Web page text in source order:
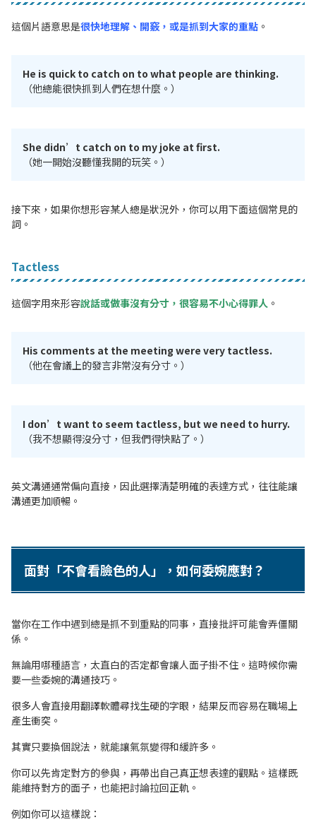
這個片語意思是很快地理解、開竅，或是抓到大家的重點 。
He is quick to catch on to what people are thinking.
（他總能很快抓到人們在想什麼。）
She didn’t catch on to my joke at first.
（她一開始沒聽懂我開的玩笑。）
接下來，如果你想形容某人總是狀況外，你可以用下面這個常見的
詞。
Tactless
這個字用來形容說話或做事沒有分寸，很容易不小心得罪人 。
His comments at the meeting were very tactless.
（他在會議上的發言非常沒有分寸。）
I don’t want to seem tactless, but we need to hurry.
（我不想顯得沒分寸，但我們得快點了。）
英文溝通通常偏向直接，因此選擇清楚明確的表達方式，往往能讓
溝通更加順暢。
面對「不會看臉色的人」，如何委婉應對？
當你在工作中遇到總是抓不到重點的同事，直接批評可能會弄僵關
係。
無論用哪種語言，太直白的否定都會讓人面子掛不住。 這時候你需
要一些委婉的溝通技巧。
很多人會直接用翻譯軟體尋找生硬的字眼，結果反而容易在職場上
產生衝突。
其實只要換個說法，就能讓氣氛變得和緩許多。
你可以先肯定對方的參與，再帶出自己真正想表達的觀點。這樣既
能維持對方的面子，也能把討論拉回正軌。
例如你可以這樣說：